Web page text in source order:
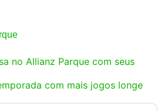
no Allianz Parque com seus
com mais jogos longe